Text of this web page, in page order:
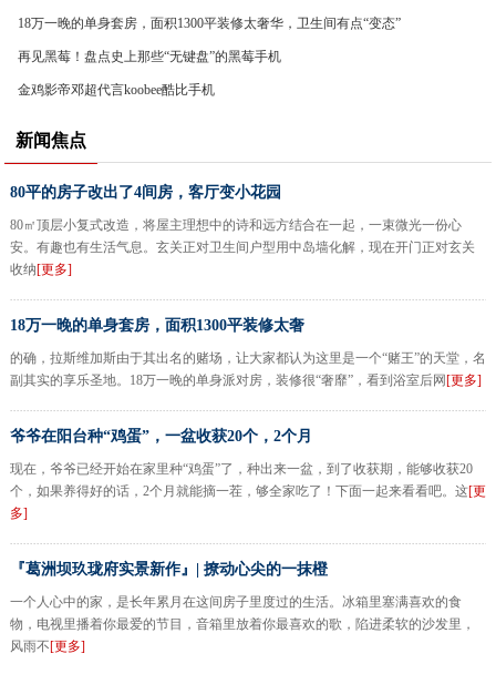
18万一晚的单身套房，面积1300平装修太奢华，卫生间有点“变态”
再见黑莓！盘点史上那些“无键盘”的黑莓手机
金鸡影帝邓超代言koobee酷比手机
新闻焦点
80平的房子改出了4间房，客厅变小花园
80㎡顶层小复式改造，将屋主理想中的诗和远方结合在一起，一束微光一份心
安。有趣也有生活气息。玄关正对卫生间户型用中岛墙化解，现在开门正对玄关
收纳[更多]
18万一晚的单身套房，面积1300平装修太奢
的确，拉斯维加斯由于其出名的赌场，让大家都认为这里是一个“赌王”的天堂，名
副其实的享乐圣地。18万一晚的单身派对房，装修很“奢靡”，看到浴室后网 [更多]
爷爷在阳台种“鸡蛋”，一盆收获20个，2个月
现在，爷爷已经开始在家里种“鸡蛋”了，种出来一盆，到了收获期，能够收获20
个，如果养得好的话，2个月就能摘一茬，够全家吃了！下面一起来看看吧。这[更
多]
『葛洲坝玖珑府实景新作』| 撩动心尖的一抹橙
一个人心中的家，是长年累月在这间房子里度过的生活。冰箱里塞满喜欢的食
物，电视里播着你最爱的节目，音箱里放着你最喜欢的歌，陷进柔软的沙发里，
风雨不[更多]